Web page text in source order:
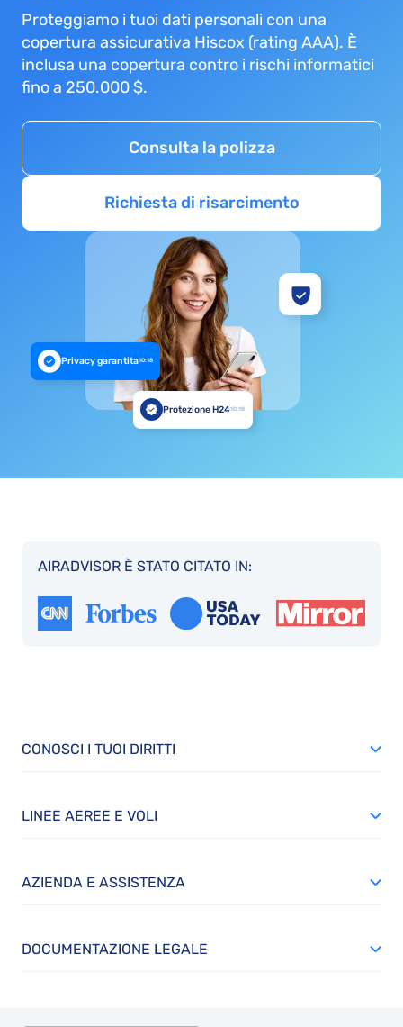
Proteggiamo i tuoi dati personali con una
copertura assicurativa Hiscox (rating AAA). È
inclusa una copertura contro i rischi informatici
fino a 250.000 $.
Consulta la polizza
Richiesta di risarcimento
Privacy garantita10:18
Protezione H2410:18
AIRADVISOR È STATO CITATO IN:
CONOSCI I TUOI DIRITTI
LINEE AEREE E VOLI
AZIENDA E ASSISTENZA
DOCUMENTAZIONE LEGALE